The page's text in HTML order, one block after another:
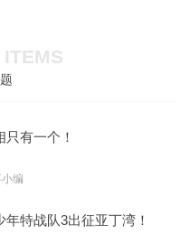
ITEMS
只有一个！
编
年特战队3出征亚丁湾！